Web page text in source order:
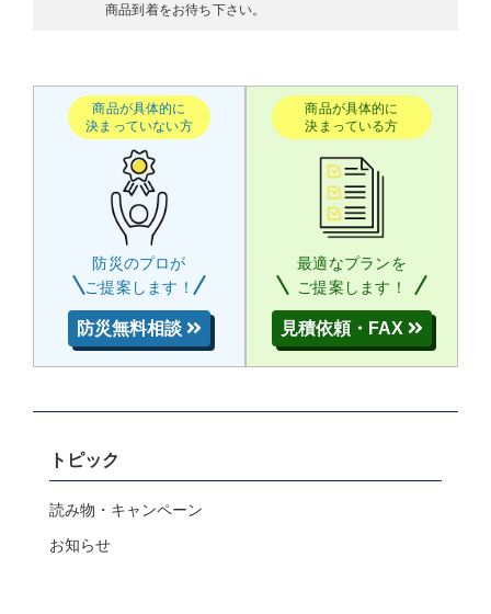
商品到着をお待ち下さい。
商品が具体的に
決まっていない方
防災のプロが
ご提案します！
防災無料相談
商品が具体的に
決まっている方
最適なプランを
ご提案します！
見積依頼・FAX
トピック
読み物・キャンペーン
お知らせ